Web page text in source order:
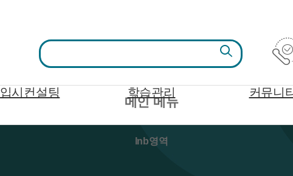
메인 메뉴
lnb영역
입시컨설팅 학습관리 커뮤니티